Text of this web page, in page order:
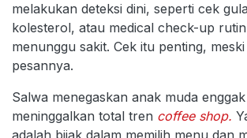
melakukan deteksi dini, seperti cek
kolesterol, atau medical check-up
menunggu sakit. Cek itu penting,
pesannya.
Salwa menegaskan anak muda
meninggalkan total tren coffee shop.